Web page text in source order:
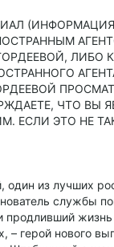
ЛИБО
ЧТО ВЫ
ЕСЛИ ЭТО НЕ
один из лучших
службы
продливший
– герой нового